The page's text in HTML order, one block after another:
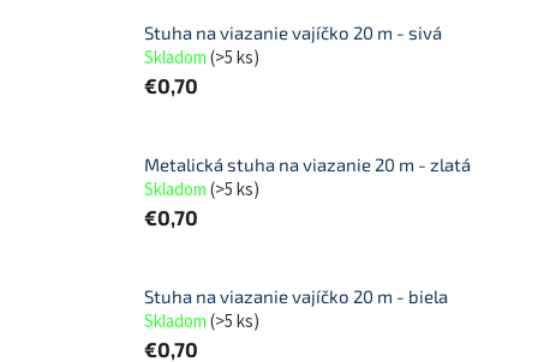
Stuha na viazanie vajíčko 20 m - sivá
Skladom(>5 ks)
€0,70
Metalická stuha na viazanie 20 m - zlatá
Skladom(>5 ks)
€0,70
Stuha na viazanie vajíčko 20 m - biela
Skladom(>5 ks)
€0,70